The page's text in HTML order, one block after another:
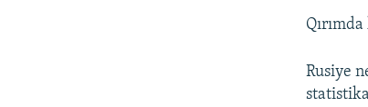
Rusiye